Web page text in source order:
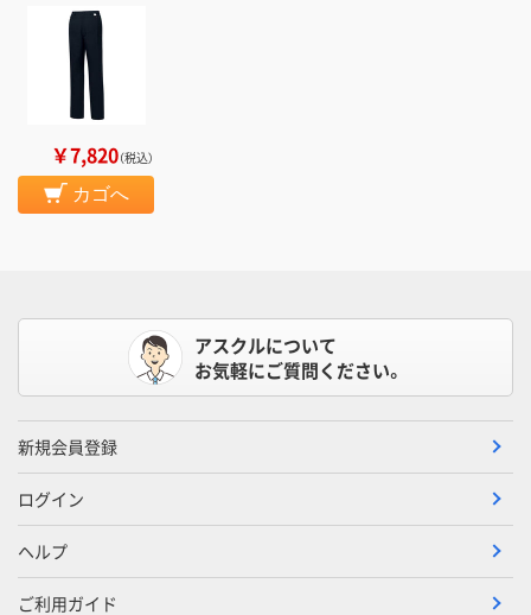
￥7,820（税込）
カゴへ
アスクルについて
お気軽にご質問ください。
新規会員登録
ログイン
ヘルプ
ご利用ガイド